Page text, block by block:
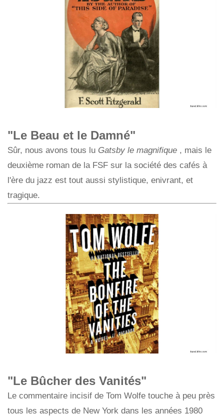
"Le Beau et le Damné"
Sûr, nous avons tous lu Gatsby le magnifique , mais le
deuxième roman de la FSF sur la société des cafés à
l'ère du jazz est tout aussi stylistique, enivrant, et
tragique.
"Le Bûcher des Vanités"
Le commentaire incisif de Tom Wolfe touche à peu près
tous les aspects de New York dans les années 1980